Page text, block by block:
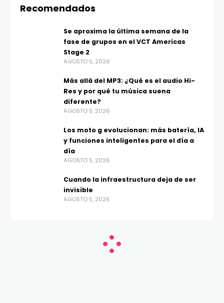
Recomendados
Se aproxima la última semana de la
fase de grupos en el VCT Americas
Stage 2
AGOSTO 5, 2026
Más allá del MP3: ¿Qué es el audio Hi-
Res y por qué tu música suena
diferente?
AGOSTO 5, 2026
Los moto g evolucionan: más batería, IA
y funciones inteligentes para el día a
día
AGOSTO 5, 2026
Cuando la infraestructura deja de ser
invisible
AGOSTO 5, 2026